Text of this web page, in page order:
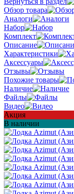
Обзор товара
Аналоги
Набор
Комплект
Описание
Характеристики
Аксессуары
Отзывы
Похожие товары
Наличие
Файлы
Видео
Акция
В наличии